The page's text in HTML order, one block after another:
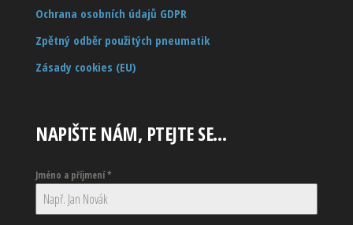
Ochrana osobních údajů GDPR
Zpětný odběr použitých pneumatik
Zásady cookies (EU)
NAPIŠTE NÁM, PTEJTE SE…
Jméno a příjmení*